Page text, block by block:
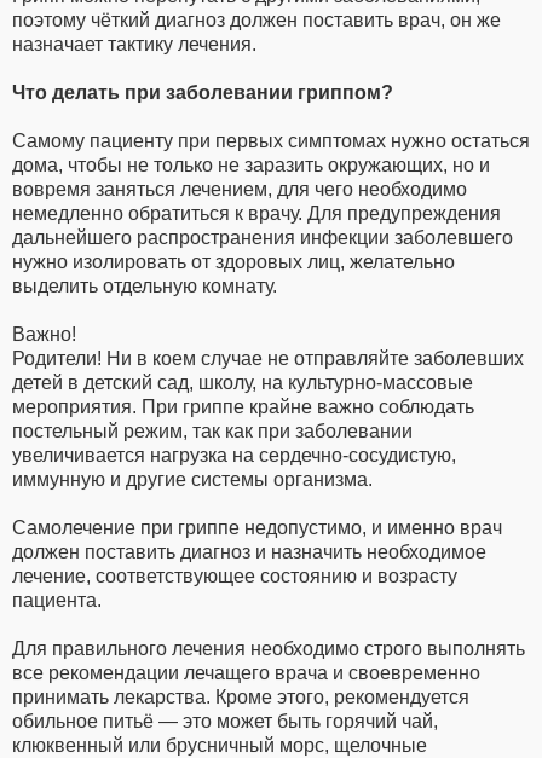
поэтому чёткий диагноз должен поставить врач, он же
назначает тактику лечения.
Что делать при заболевании гриппом?
Самому пациенту при первых симптомах нужно остаться
дома, чтобы не только не заразить окружающих, но и
вовремя заняться лечением, для чего необходимо
немедленно обратиться к врачу. Для предупреждения
дальнейшего распространения инфекции заболевшего
нужно изолировать от здоровых лиц, желательно
выделить отдельную комнату.
Важно!
Родители! Ни в коем случае не отправляйте заболевших
детей в детский сад, школу, на культурно-массовые
мероприятия. При гриппе крайне важно соблюдать
постельный режим, так как при заболевании
увеличивается нагрузка на сердечно-сосудистую,
иммунную и другие системы организма.
Самолечение при гриппе недопустимо, и именно врач
должен поставить диагноз и назначить необходимое
лечение, соответствующее состоянию и возрасту
пациента.
Для правильного лечения необходимо строго выполнять
все рекомендации лечащего врача и своевременно
принимать лекарства. Кроме этого, рекомендуется
обильное питьё — это может быть горячий чай,
клюквенный или брусничный морс, щелочные